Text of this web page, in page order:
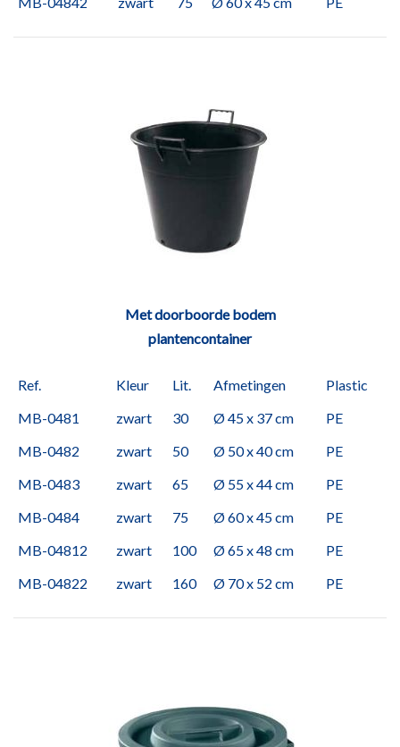
Met doorboorde bodem
plantencontainer
Ref. Kleur Lit. Afmetingen
Plastic
MB-0481
zwart 30 Ø 45 x 37 cm
PE
MB-0482
zwart 50 Ø 50 x 40 cm
PE
MB-0483
zwart 65 Ø 55 x 44 cm
PE
MB-0484
zwart 75 Ø 60 x 45 cm
PE
MB-04812
zwart 100 Ø 65 x 48 cm
PE
MB-04822
zwart 160 Ø 70 x 52 cm PE